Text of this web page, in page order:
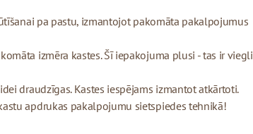
pa pastu, izmantojot pakomāta pakalpojumus
izmēra kastes. Šī iepakojuma plusi - tas ir viegli
draudzīgas. Kastes iespējams izmantot atkārtoti.
apdrukas pakalpojumu sietspiedes tehnikā!